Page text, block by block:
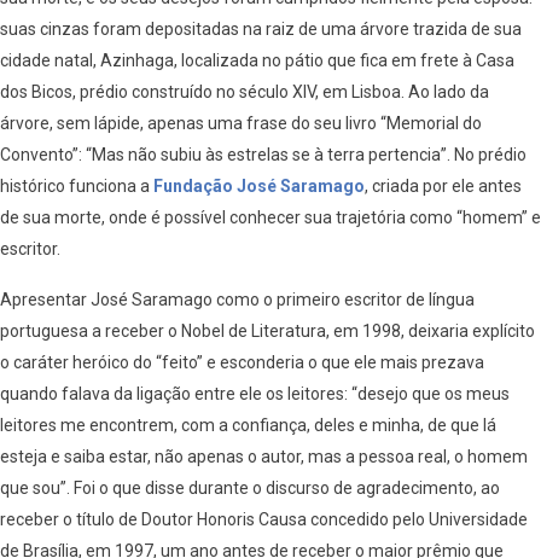
suas cinzas foram depositadas na raiz de uma árvore trazida de sua
cidade natal, Azinhaga, localizada no pátio que fica em frete à Casa
dos Bicos, prédio construído no século XIV, em Lisboa. Ao lado da
árvore, sem lápide, apenas uma frase do seu livro “Memorial do
Convento”: “Mas não subiu às estrelas se à terra pertencia”. No prédio
histórico funciona a Fundação José Saramago, criada por ele antes
de sua morte, onde é possível conhecer sua trajetória como “homem” e
escritor.
Apresentar José Saramago como o primeiro escritor de língua
portuguesa a receber o Nobel de Literatura, em 1998, deixaria explícito
o caráter heróico do “feito” e esconderia o que ele mais prezava
quando falava da ligação entre ele os leitores: “desejo que os meus
leitores me encontrem, com a confiança, deles e minha, de que lá
esteja e saiba estar, não apenas o autor, mas a pessoa real, o homem
que sou”. Foi o que disse durante o discurso de agradecimento, ao
receber o título de Doutor Honoris Causa concedido pelo Universidade
de Brasília, em 1997, um ano antes de receber o maior prêmio que